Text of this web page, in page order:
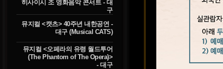
히사이시 조 영화음악 콘서트 - 대
구
뮤지컬 <캣츠> 40주년 내한공연 -
대구 (Musical CATS)
뮤지컬 <오페라의 유령 월드투어
(The Phantom of The Opera)>
- 대구